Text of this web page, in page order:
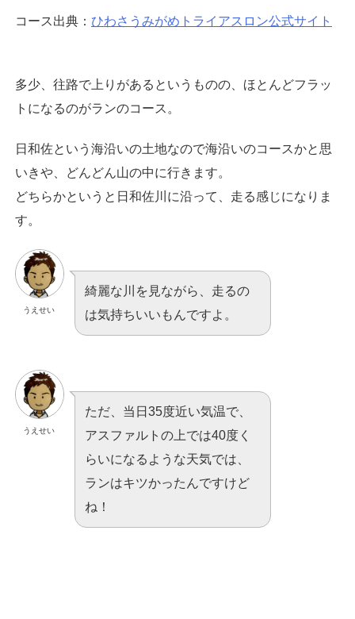
コース出典： ひわさうみがめトライアスロン公式サイト
多少、往路で上りがあるというものの、ほとんどフラッ
トになるのがランのコース。
日和佐という海沿いの土地なので海沿いのコースかと思
いきや、どんどん山の中に行きます。
どちらかというと日和佐川に沿って、走る感じになりま
す。
うえせい
綺麗な川を見ながら、走るの
は気持ちいいもんですよ。
うえせい
ただ、当日35度近い気温で、
アスファルトの上では40度く
らいになるような天気では、
ランはキツかったんですけど
ね！